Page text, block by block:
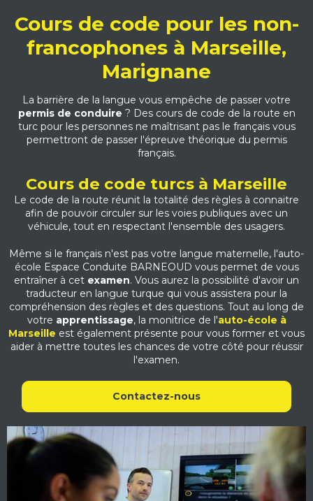
Cours de code pour les non-
francophones à Marseille,
Marignane
La barrière de la langue vous empêche de passer votre
permis de conduire ? Des cours de code de la route en
turc pour les personnes ne maîtrisant pas le français vous
permettront de passer l'épreuve théorique du permis
français.
Cours de code turcs à Marseille
Le code de la route réunit la totalité des règles à connaitre
afin de pouvoir circuler sur les voies publiques avec un
véhicule, tout en respectant l'ensemble des usagers.
Même si le français n'est pas votre langue maternelle, l'auto-
école Espace Conduite BARNEOUD vous permet de vous
entraîner à cet examen. Vous aurez la possibilité d'avoir un
traducteur en langue turque qui vous assistera pour la
compréhension des règles et des questions. Tout au long de
votre apprentissage, la monitrice de l'auto-école à
Marseille est également présente pour vous former et vous
aider à mettre toutes les chances de votre côté pour réussir
l'examen.
Contactez-nous